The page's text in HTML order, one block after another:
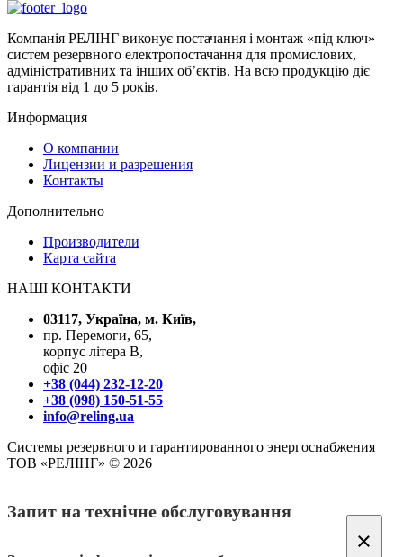
Компанія РЕЛІНГ виконує постачання і монтаж «під ключ»
систем резервного електропостачання для промислових,
адміністративних та інших об’єктів. На всю продукцію діє
гарантія від 1 до 5 років.
Информация
О компании
Лицензии и разрешения
Контакты
Дополнительно
Производители
Карта сайта
НАШІ КОНТАКТИ
03117, Україна, м. Київ,
пр. Перемоги, 65,
корпус літера В,
офіс 20
+38 (044) 232-12-20
+38 (098) 150-51-55
info@reling.ua
Системы резервного и гарантированного энергоснабжения
ТОВ «РЕЛІНГ» © 2026
Запит на технічне обслуговування
×